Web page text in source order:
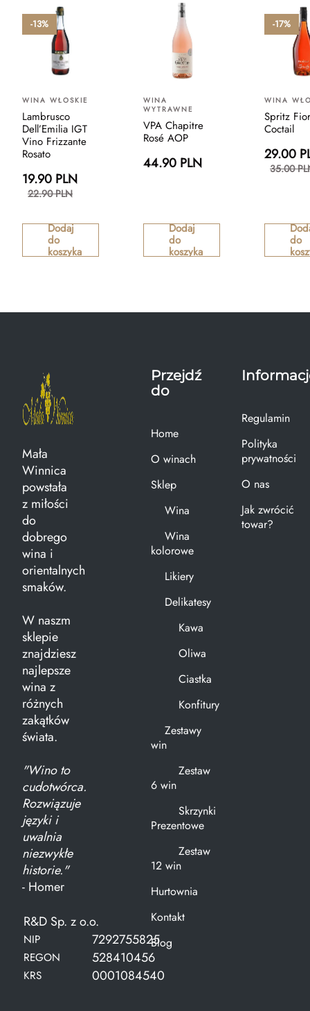
-13%
WINA WŁOSKIE
Lambrusco
Dell’Emilia IGT
Vino Frizzante
Rosato
19.90 PLN
22.90 PLN
Dodaj
do
koszyka
WINA
WYTRAWNE
VPA Chapitre
Rosé AOP
44.90 PLN
Dodaj
do
koszyka
-17%
WINA
Spritz
Coctail
29.00
35.00
do
Mała
Winnica
powstała
z miłości
do
dobrego
wina i
orientalnych
smaków.
W naszm
sklepie
znajdziesz
najlepsze
wina z
różnych
zakątków
świata.
"Wino to
cudotwórca.
Rozwiązuje
języki i
uwalnia
niezwykłe
historie."
- Homer
R&D Sp. z o.o.
NIP 7292755825
REGON 528410456
KRS 0001084540
Przejdź
do
Home
O winach
Sklep
Wina
Wina
kolorowe
Likiery
Delikatesy
Kawa
Oliwa
Ciastka
Konfitury
Zestawy
win
Zestaw
6 win
Skrzynki
Prezentowe
Zestaw
12 win
Hurtownia
Kontakt
Blog
Regulamin
Polityka
prywatności
O nas
Jak zwrócić
towar?